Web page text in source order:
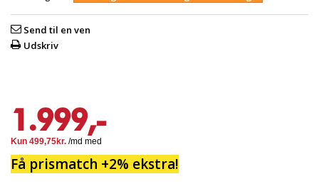
Send til en ven
Udskriv
1.999,-
Få prismatch +2% ekstra!